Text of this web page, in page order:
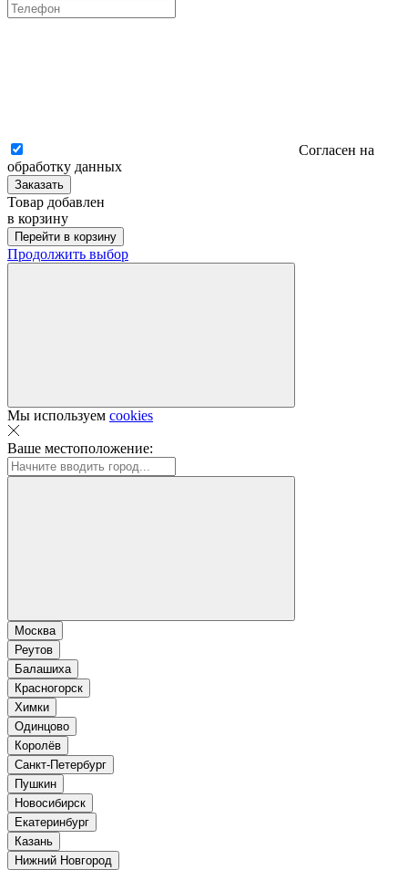
Согласен на
обработку данных
Заказать
Товар добавлен
в корзину
Перейти в корзину
Продолжить выбор
Мы используем cookies
Ваше местоположение:
Москва
Реутов
Балашиха
Красногорск
Химки
Одинцово
Королёв
Санкт-Петербург
Пушкин
Новосибирск
Екатеринбург
Казань
Нижний Новгород